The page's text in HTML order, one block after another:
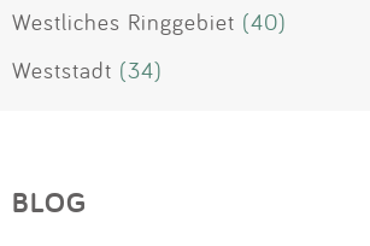
Westliches Ringgebiet (40)
Weststadt (34)
BLOG